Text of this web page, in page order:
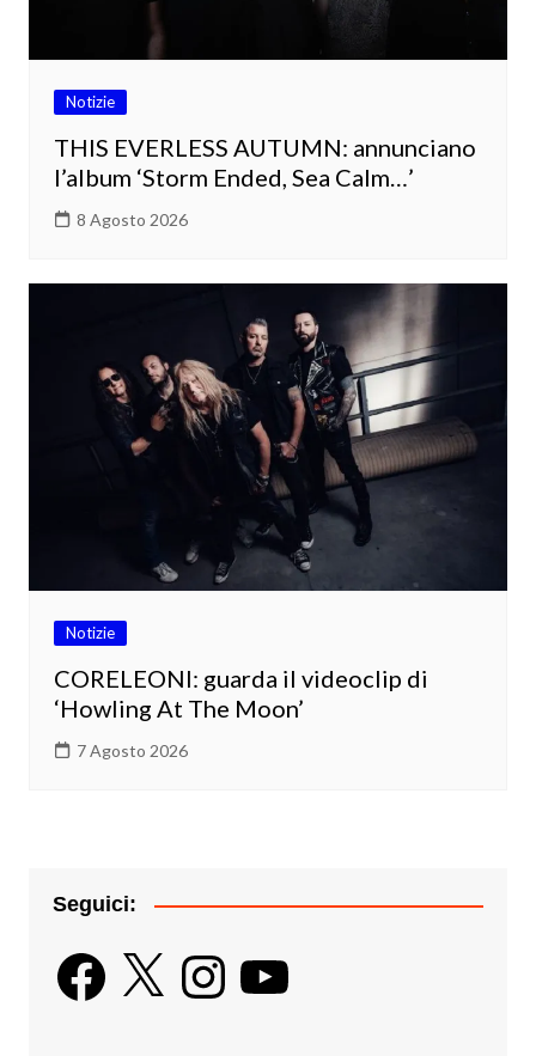
Notizie
THIS EVERLESS AUTUMN: annunciano
l’album ‘Storm Ended, Sea Calm…’
8 Agosto 2026
Notizie
CORELEONI: guarda il videoclip di
‘Howling At The Moon’
7 Agosto 2026
Seguici:
Facebook
X InstagramYouTube